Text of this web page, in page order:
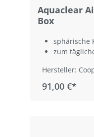
Aquaclear
Box
sphärische
zum
Hersteller:
91,00 €*